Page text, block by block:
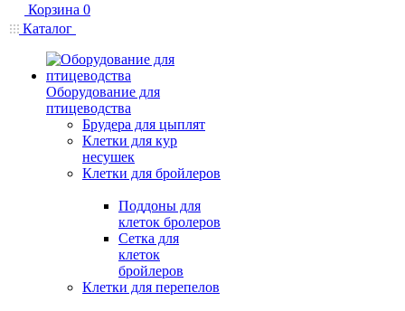
Корзина 0
Каталог
Оборудование для
птицеводства
Брудера для цыплят
Клетки для кур
несушек
Клетки для бройлеров
Поддоны для
клеток бролеров
Сетка для
клеток
бройлеров
Клетки для перепелов